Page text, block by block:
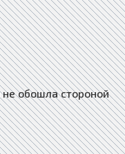
не обошла стороной